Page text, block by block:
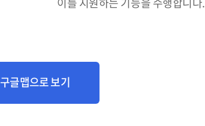
구글맵으로 보기